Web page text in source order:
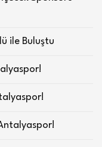
ile Buluştu